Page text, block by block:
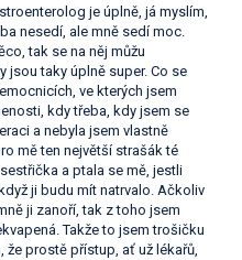
je úplně, já myslím,
nesedí, ale mně sedí moc.
tak se na něj můžu
jsou taky úplně super. Co se
ve kterých jsem
kdy třeba, kdy jsem se
a nebyla jsem vlastně
mě ten největší strašák té
a ptala se mě, jestli
ji budu mít natrvalo. Ačkoliv
ji zanoří, tak z toho jsem
Takže to jsem trošičku
že prostě přístup, ať už lékařů,